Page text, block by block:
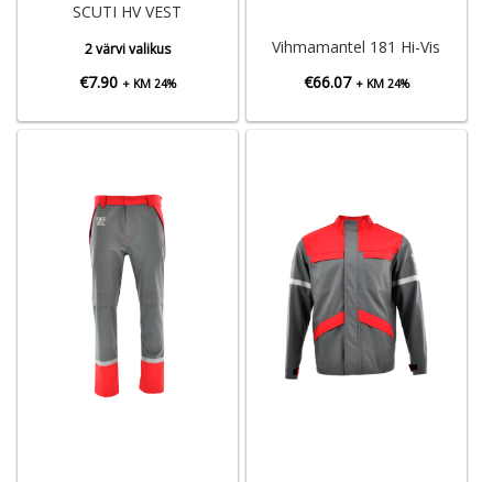
SCUTI HV VEST
2 värvi valikus
€7.90 + KM 24%
Vihmamantel 181 Hi-Vis
€66.07 + KM 24%